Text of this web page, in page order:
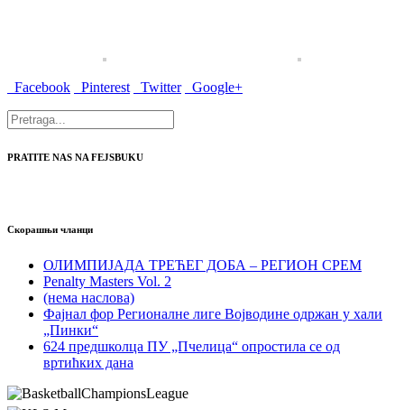
Facebook Pinterest Twitter Google+
PRATITE NAS NA FEJSBUKU
Скорашњи чланци
ОЛИМПИЈАДА ТРЕЋЕГ ДОБА – РЕГИОН СРЕМ
Penalty Masters Vol. 2
(нема наслова)
Фајнал фор Регионалне лиге Војводине одржан у хали
„Пинки“
624 предшколца ПУ „Пчелица“ опростила се од
вртићких дана